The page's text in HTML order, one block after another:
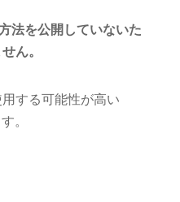
法を公開していないた
ん。
する可能性が高い
。